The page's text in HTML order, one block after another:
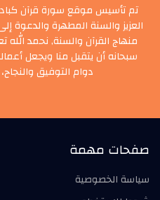
تم تأسيس موقع سورة قرآن
العزيز والسنة المطهرة والدعوة
منهاج القرآن والسنة, نحمد
سبحانه أن يتقبل منا ويجعل
دوام التوفيق
صفحات مهمة
سياسة الخصوصية